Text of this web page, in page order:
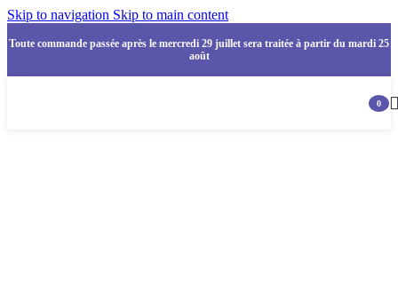
Skip to navigation Skip to main content
Toute commande passée après le mercredi 29 juillet sera traitée à partir du mardi 25
août
0